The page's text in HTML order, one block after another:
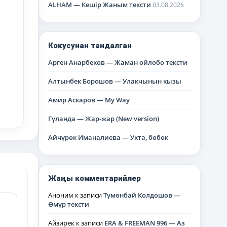
ALHAM — Кешір Жаным тексти 03.08.2026
Кокусунан тандалган
Арген Анарбеков — Жаман ойлобо тексти
Алтынбек Борошов — Улакчынын кызы
Амир Аскаров — My Way
Гүланда — Жар-жар (New version)
Айчүрөк Иманалиева — Укта, бөбөк
Жаңы комментарийлер
Аноним к записиТүмөнбай Колдошов —
Өмүр тексти
Айзирек к записи ERA & FREEMAN 996 — Аз